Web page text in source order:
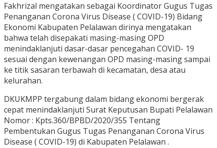
Fakhrizal mengatakan sebagai Koordinator Gugus Tugas
Penanganan Corona Virus Disease ( COVID-19) Bidang
Ekonomi Kabupaten Pelalawan dirinya mengatakan
bahwa telah disepakati masing-masing OPD
menindaklanjuti dasar-dasar pencegahan COVID- 19
sesuai dengan kewenangan OPD masing-masing sampai
ke titik sasaran terbawah di kecamatan, desa atau
kelurahan.
DKUKMPP tergabung dalam bidang ekonomi bergerak
cepat menindaklanjuti Surat Keputusan Bupati Pelalawan
Nomor : Kpts.360/BPBD/2020/355 Tentang
Pembentukan Gugus Tugas Penanganan Corona Virus
Disease ( COVID-19) di Kabupaten Pelalawan .